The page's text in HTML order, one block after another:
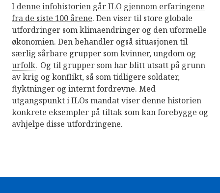
I denne infohistorien går ILO gjennom erfaringene
fra de siste 100 årene. Den viser til store globale
utfordringer som klimaendringer og den uformelle
økonomien. Den behandler også situasjonen til
særlig sårbare grupper som kvinner, ungdom og
urfolk. Og til grupper som har blitt utsatt på grunn
av krig og konflikt, så som tidligere soldater,
flyktninger og internt fordrevne. Med
utgangspunkt i ILOs mandat viser denne historien
konkrete eksempler på tiltak som kan forebygge og
avhjelpe disse utfordringene.